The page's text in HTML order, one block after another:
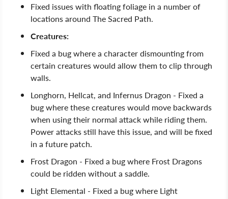
Fixed issues with floating foliage in a number of
locations around The Sacred Path.
Creatures:
Fixed a bug where a character dismounting from
certain creatures would allow them to clip through
walls.
Longhorn, Hellcat, and Infernus Dragon - Fixed a
bug where these creatures would move backwards
when using their normal attack while riding them.
Power attacks still have this issue, and will be fixed
in a future patch.
Frost Dragon - Fixed a bug where Frost Dragons
could be ridden without a saddle.
Light Elemental - Fixed a bug where Light